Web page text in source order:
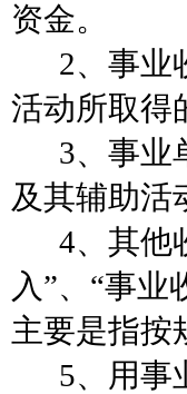
资金。
2、事业
活动所取得
3、事业
及其辅助活
4、其他
入”、“事业
主要是指按
5、用事